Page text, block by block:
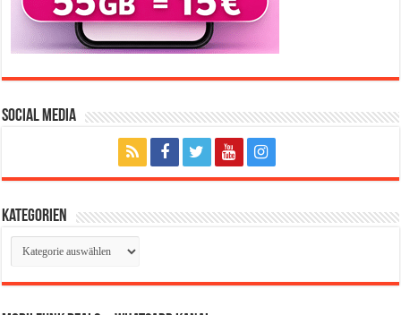
Social Media
Kategorien
Kategorien